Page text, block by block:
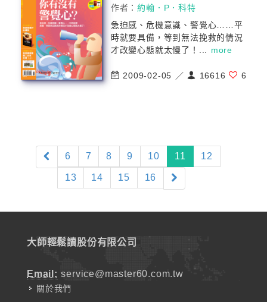
作者：約翰．P．科特
急迫感、危機意識、警覺心……平
時就要具備，等到無法挽救的情況
才改變心態就太慢了！... more
2009-02-05 ／ 16616 6
6 7 8 9 10 11 (current)
12
13 14 15 16
大師輕鬆讀股份有限公司
Email: service@master60.com.tw
關於我們